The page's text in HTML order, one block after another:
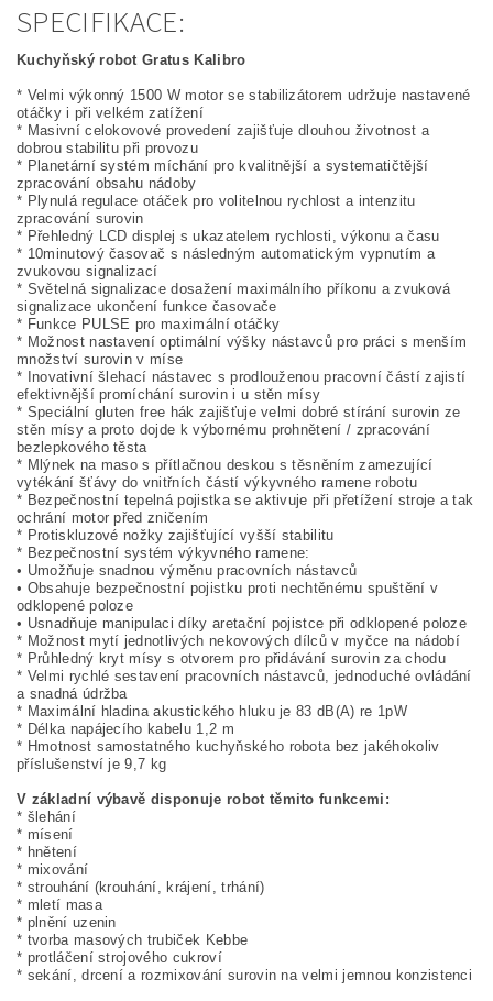
SPECIFIKACE:
Kuchyňský robot Gratus Kalibro
* Velmi výkonný 1500 W motor se stabilizátorem udržuje nastavené
otáčky i při velkém zatížení
* Masivní celokovové provedení zajišťuje dlouhou životnost a
dobrou stabilitu při provozu
* Planetární systém míchání pro kvalitnější a systematičtější
zpracování obsahu nádoby
* Plynulá regulace otáček pro volitelnou rychlost a intenzitu
zpracování surovin
* Přehledný LCD displej s ukazatelem rychlosti, výkonu a času
* 10minutový časovač s následným automatickým vypnutím a
zvukovou signalizací
* Světelná signalizace dosažení maximálního příkonu a zvuková
signalizace ukončení funkce časovače
* Funkce PULSE pro maximální otáčky
* Možnost nastavení optimální výšky nástavců pro práci s menším
množství surovin v míse
* Inovativní šlehací nástavec s prodlouženou pracovní částí zajistí
efektivnější promíchání surovin i u stěn mísy
* Speciální gluten free hák zajišťuje velmi dobré stírání surovin ze
stěn mísy a proto dojde k výbornému prohnětení / zpracování
bezlepkového těsta
* Mlýnek na maso s přítlačnou deskou s těsněním zamezující
vytékání šťávy do vnitřních částí výkyvného ramene robotu
* Bezpečnostní tepelná pojistka se aktivuje při přetížení stroje a tak
ochrání motor před zničením
* Protiskluzové nožky zajišťující vyšší stabilitu
* Bezpečnostní systém výkyvného ramene:
• Umožňuje snadnou výměnu pracovních nástavců
• Obsahuje bezpečnostní pojistku proti nechtěnému spuštění v
odklopené poloze
• Usnadňuje manipulaci díky aretační pojistce při odklopené poloze
* Možnost mytí jednotlivých nekovových dílců v myčce na nádobí
* Průhledný kryt mísy s otvorem pro přidávání surovin za chodu
* Velmi rychlé sestavení pracovních nástavců, jednoduché ovládání
a snadná údržba
* Maximální hladina akustického hluku je 83 dB(A) re 1pW
* Délka napájecího kabelu 1,2 m
* Hmotnost samostatného kuchyňského robota bez jakéhokoliv
příslušenství je 9,7 kg
V základní výbavě disponuje robot těmito funkcemi:
* šlehání
* mísení
* hnětení
* mixování
* strouhání (krouhání, krájení, trhání)
* mletí masa
* plnění uzenin
* tvorba masových trubiček Kebbe
* protláčení strojového cukroví
* sekání, drcení a rozmixování surovin na velmi jemnou konzistenci